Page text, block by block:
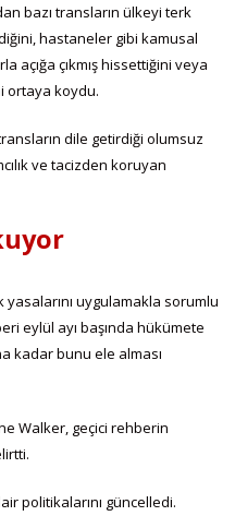
bazı transların ülkeyi terk
hastaneler gibi kamusal
açığa çıkmış hissettiğini veya
ortaya koydu.
dile getirdiği olumsuz
ve tacizden koruyan
uygulamakla sorumlu
eylül ayı başında hükümete
kadar bunu ele alması
Walker, geçici rehberin
politikalarını güncelledi.